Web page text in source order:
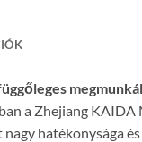
a Zhejiang KAIDA
nagy hatékonysága